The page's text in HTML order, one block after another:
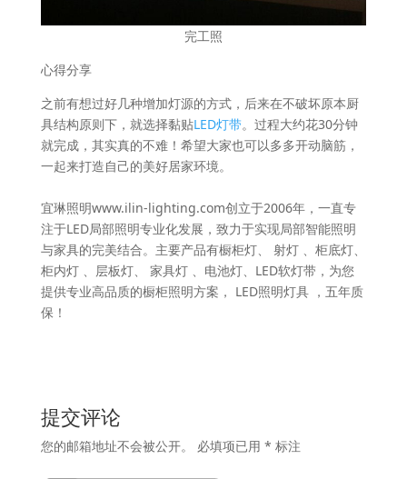
完工照
心得分享
之前有想过好几种增加灯源的方式，后来在不破坏原本厨
具结构原则下，就选择黏贴LED灯带。过程大约花30分钟
就完成，其实真的不难！希望大家也可以多多开动脑筋，
一起来打造自己的美好居家环境。
宜琳照明www.ilin-lighting.com创立于2006年，一直专
注于LED局部照明专业化发展，致力于实现局部智能照明
与家具的完美结合。主要产品有橱柜灯、 射灯 、柜底灯、
柜内灯 、层板灯、 家具灯 、电池灯、LED软灯带，为您
提供专业高品质的橱柜照明方案， LED照明灯具 ，五年质
保！
提交评论
您的邮箱地址不会被公开。 必填项已用 * 标注